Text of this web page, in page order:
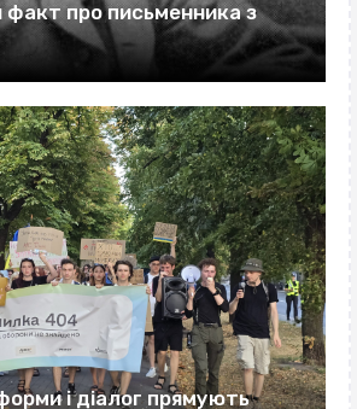
факт про письменника з
і діалог прямують